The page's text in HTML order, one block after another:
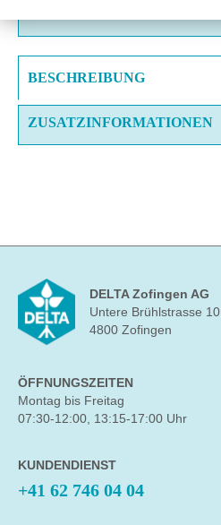
BESCHREIBUNG
ZUSATZINFORMATIONEN
DELTA Zofingen AG
Untere Brühlstrasse 10
4800 Zofingen
ÖFFNUNGSZEITEN
Montag bis Freitag
07:30-12:00, 13:15-17:00 Uhr
KUNDENDIENST
+41 62 746 04 04